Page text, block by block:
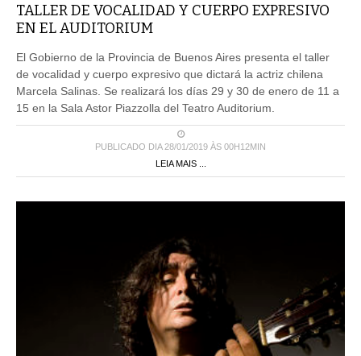
TALLER DE VOCALIDAD Y CUERPO EXPRESIVO
EN EL AUDITORIUM
El Gobierno de la Provincia de Buenos Aires presenta el taller
de vocalidad y cuerpo expresivo que dictará la actriz chilena
Marcela Salinas. Se realizará los días 29 y 30 de enero de 11 a
15 en la Sala Astor Piazzolla del Teatro Auditorium.
PUBLICADO DIA 28/01/2019 ÀS 00H12MIN
LEIA MAIS ...